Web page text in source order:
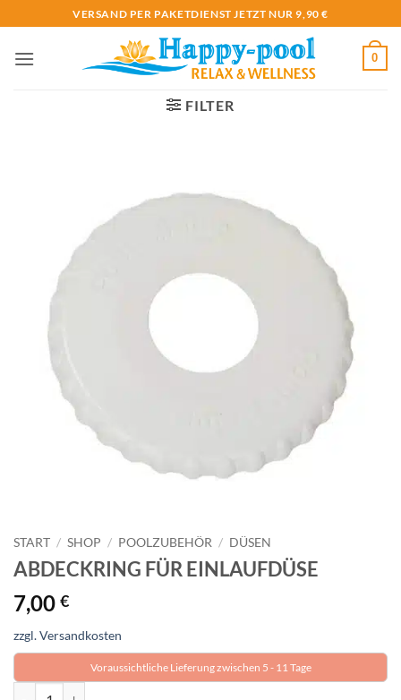
Inhalt
springen
VERSAND PER PAKETDIENST JETZT NUR 9,90 €
0
FILTER
START / SHOP / POOLZUBEHÖR / DÜSEN
ABDECKRING FÜR EINLAUFDÜSE
7,00 €
zzgl. Versandkosten
Voraussichtliche Lieferung zwischen 5 - 11 Tage